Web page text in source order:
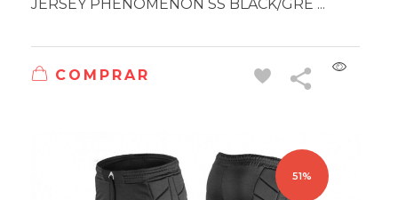
JERSEY PHENOMENON SS BLACK/GRE ...
COMPRAR
51%